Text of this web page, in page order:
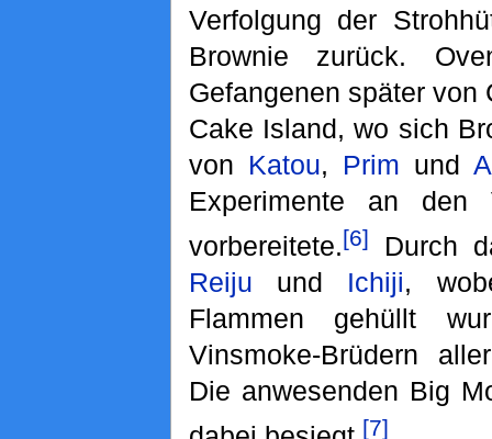
Verfolgung der
Brownie zurück.
Gefangenen später von
Cake Island, wo sich
von Katou, Prim und
Experimente an den
vorbereitete.[6]
Durch
Reiju und Ichiji,
Flammen gehüllt
Vinsmoke-Brüdern
Die anwesenden Big
[7]